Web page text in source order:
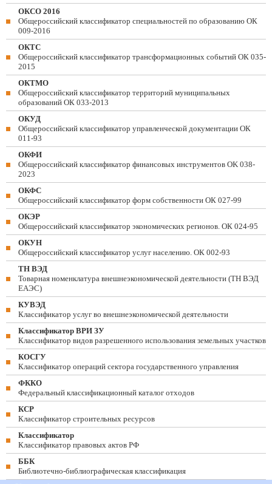
ОКСО 2016
Общероссийский классификатор специальностей по образованию ОК
009-2016
ОКТС
Общероссийский классификатор трансформационных событий ОК 035-
2015
ОКТМО
Общероссийский классификатор территорий муниципальных
образований ОК 033-2013
ОКУД
Общероссийский классификатор управленческой документации ОК
011-93
ОКФИ
Общероссийский классификатор финансовых инструментов OK 038-
2023
ОКФС
Общероссийский классификатор форм собственности ОК 027-99
ОКЭР
Общероссийский классификатор экономических регионов. ОК 024-95
ОКУН
Общероссийский классификатор услуг населению. ОК 002-93
ТН ВЭД
Товарная номенклатура внешнеэкономической деятельности (ТН ВЭД
ЕАЭС)
КУВЭД
Классификатор услуг во внешнеэкономической деятельности
Классификатор ВРИ ЗУ
Классификатор видов разрешенного использования земельных участков
КОСГУ
Классификатор операций сектора государственного управления
ФККО
Федеральный классификационный каталог отходов
КСР
Классификатор строительных ресурсов
Классификатор
Классификатор правовых актов РФ
ББК
Библиотечно-библиографическая классификация